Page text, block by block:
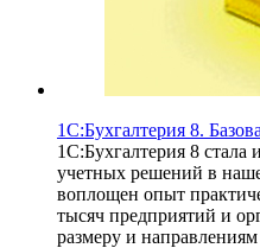
1С:Бухгалтерия 8.
1С:Бухгалтерия 8 стала
учетных решений в
воплощен опыт
тысяч предприятий и
размеру и направлениям